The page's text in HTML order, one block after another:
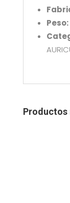
Peso:
Productos